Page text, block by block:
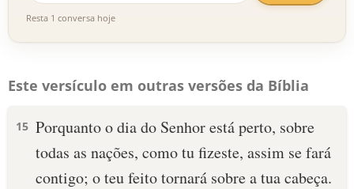
Resta 1 conversa hoje
Este versículo em outras versões da Bíblia
15 Porquanto o dia do Senhor está perto, sobre
todas as nações, como tu fizeste, assim se fará
contigo; o teu feito tornará sobre a tua cabeça.